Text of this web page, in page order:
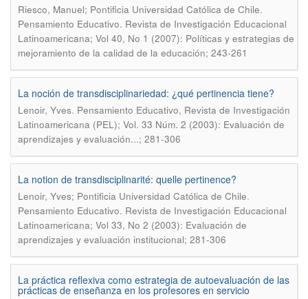
Riesco, Manuel; Pontificia Universidad Católica de Chile.
Pensamiento Educativo. Revista de Investigación Educacional
Latinoamericana; Vol 40, No 1 (2007): Políticas y estrategias de
mejoramiento de la calidad de la educación; 243-261
La noción de transdisciplinariedad: ¿qué pertinencia tiene?
Lenoir, Yves. Pensamiento Educativo, Revista de Investigación
Latinoamericana (PEL); Vol. 33 Núm. 2 (2003): Evaluación de
aprendizajes y evaluación...; 281-306
La notion de transdisciplinarité: quelle pertinence?
Lenoir, Yves; Pontificia Universidad Católica de Chile.
Pensamiento Educativo. Revista de Investigación Educacional
Latinoamericana; Vol 33, No 2 (2003): Evaluación de
aprendizajes y evaluación institucional; 281-306
La práctica reflexiva como estrategia de autoevaluación de las
prácticas de enseñanza en los profesores en servicio